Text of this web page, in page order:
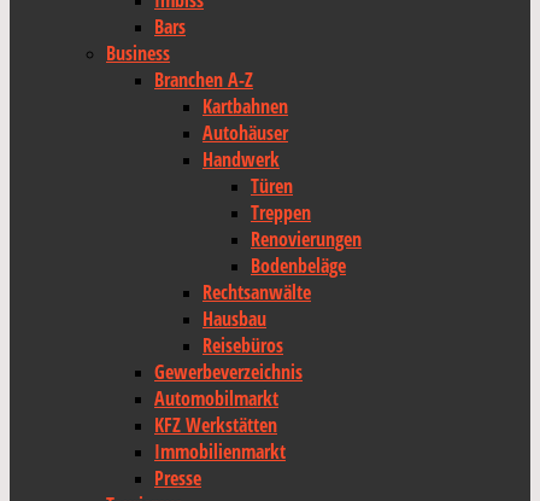
Bars
Business
Branchen A-Z
Kartbahnen
Autohäuser
Handwerk
Türen
Treppen
Renovierungen
Bodenbeläge
Rechtsanwälte
Hausbau
Reisebüros
Gewerbeverzeichnis
Automobilmarkt
KFZ Werkstätten
Immobilienmarkt
Presse